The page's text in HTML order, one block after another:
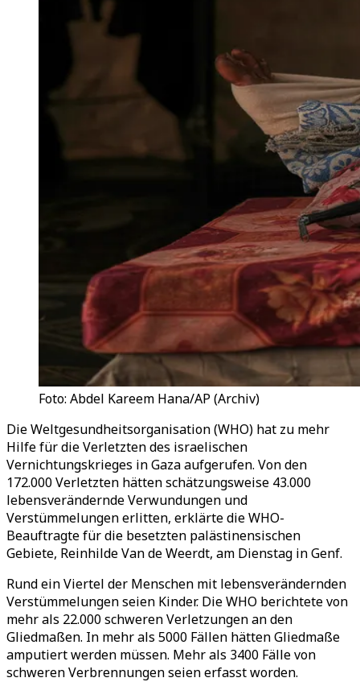
Foto: Abdel Kareem Hana/AP (Archiv)
Die Weltgesundheitsorganisation (WHO) hat zu mehr
Hilfe für die Verletzten des israelischen
Vernichtungskrieges in Gaza aufgerufen. Von den
172.000 Verletzten hätten schätzungsweise 43.000
lebensverändernde Verwundungen und
Verstümmelungen erlitten, erklärte die WHO-
Beauftragte für die besetzten palästinensischen
Gebiete, Reinhilde Van de Weerdt, am Dienstag in Genf.
Rund ein Viertel der Menschen mit lebensverändernden
Verstümmelungen seien Kinder. Die WHO berichtete von
mehr als 22.000 schweren Verletzungen an den
Gliedmaßen. In mehr als 5000 Fällen hätten Gliedmaße
amputiert werden müssen. Mehr als 3400 Fälle von
schweren Verbrennungen seien erfasst worden.